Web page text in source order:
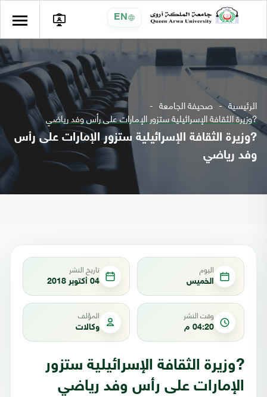
EN
الرئيسية صحيفة الجامعة
?وزيرة الثقافة الإسرائيلية ستزور الإمارات على رأس وفد رياضي
?وزيرة الثقافة الإسرائيلية ستزور الإمارات على رأس
وفد رياضي
اليوم
الخميس
تاريخ النشر
04 أكتوبر 2018
وقت النشر
04:20 م
المؤلف
وكالات
?وزيرة الثقافة الإسرائيلية ستزور
الإمارات على رأس وفد رياضي